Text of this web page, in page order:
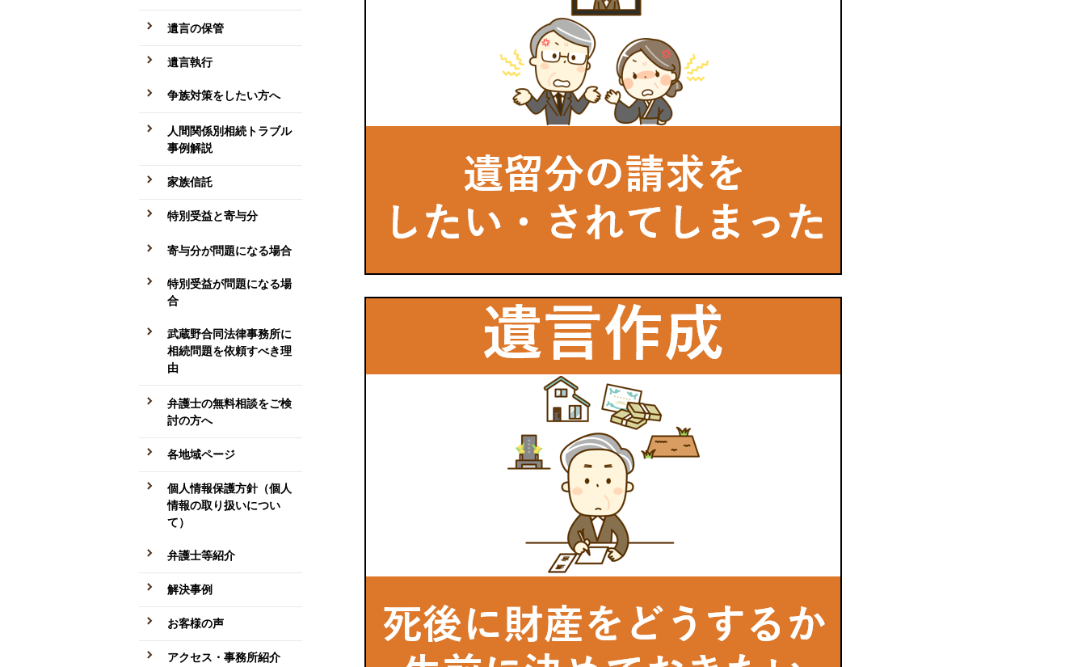
遺言の保管
遺言執行
争族対策をしたい方へ
人間関係別相続トラブル
事例解説
家族信託
特別受益と寄与分
寄与分が問題になる場合
特別受益が問題になる場
合
武蔵野合同法律事務所に
相続問題を依頼すべき理
由
弁護士の無料相談をご検
討の方へ
各地域ページ
個人情報保護方針（個人
情報の取り扱いについ
て）
弁護士等紹介
解決事例
お客様の声
アクセス・事務所紹介